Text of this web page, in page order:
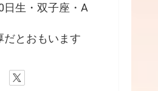
日生・双子座・A
だとおもいます